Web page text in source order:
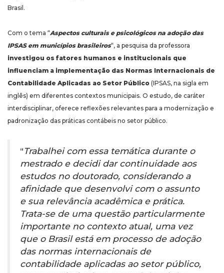
Brasil.
Com o tema “Aspectos culturais e psicológicos na adoção das
IPSAS em municípios brasileiros“, a pesquisa da professora
investigou os fatores humanos e institucionais que
influenciam a implementação das Normas Internacionais de
Contabilidade Aplicadas ao Setor Público (IPSAS, na sigla em
inglês) em diferentes contextos municipais. O estudo, de caráter
interdisciplinar, oferece reflexões relevantes para a modernização e
padronização das práticas contábeis no setor público.
“Trabalhei com essa temática durante o
mestrado e decidi dar continuidade aos
estudos no doutorado, considerando a
afinidade que desenvolvi com o assunto
e sua relevância acadêmica e prática.
Trata-se de uma questão particularmente
importante no contexto atual, uma vez
que o Brasil está em processo de adoção
das normas internacionais de
contabilidade aplicadas ao setor público,